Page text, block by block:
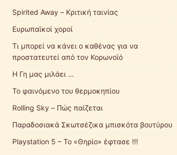
Spirited Away – Κριτική ταινίας
Ευρωπαϊκοί χοροί
Τι μπορεί να κάνει ο καθένας για να
προστατευτεί από τον Κορωνοϊό
Η Γη μας μιλάει …
Το φαινόμενο του θερμοκηπίου
Rolling Sky – Πώς παίζεται
Παραδοσιακά Σκωτσέζικα μπισκότα βουτύρου
Playstation 5 – Το «Θηρίο» έφτασε !!!